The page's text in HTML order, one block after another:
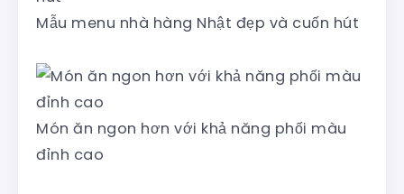
Mẫu menu nhà hàng Nhật đẹp và cuốn hút
Món ăn ngon hơn với khả năng phối màu
đỉnh cao